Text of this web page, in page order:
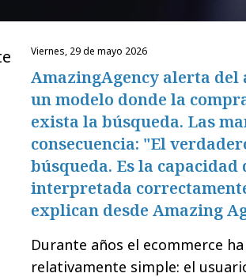
viernes, 29 de mayo 2026
AmazingAgency alerta del
un modelo donde la
exista la búsqueda. Las
consecuencia: "El
búsqueda. Es la
interpretada
explican desde Amazing
Durante años el ecommerce
relativamente simple: el